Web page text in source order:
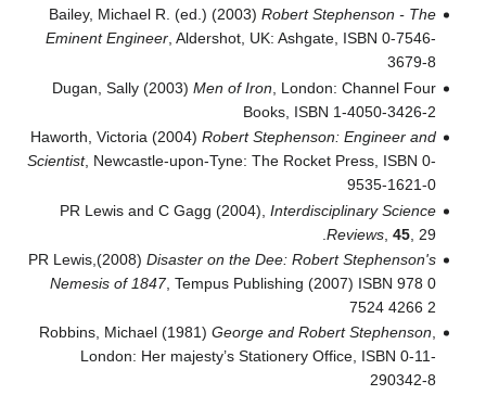
Bailey, Michael R. (ed.) (2003) Robert Stephenson - The
Eminent Engineer, Aldershot, UK: Ashgate, ISBN 0-7546-
3679-8
Dugan, Sally (2003) Men of Iron , London: Channel Four
Books, ISBN 1-4050-3426-2
Haworth, Victoria (2004) Robert Stephenson: Engineer and
Scientist, Newcastle-upon-Tyne: The Rocket Press, ISBN 0-
9535-1621-0
PR Lewis and C Gagg (2004), Interdisciplinary Science
Reviews, 45, 29.
PR Lewis,(2008) Disaster on the Dee: Robert Stephenson's
Nemesis of 1847, Tempus Publishing (2007) ISBN 978 0
7524 4266 2
Robbins, Michael (1981) George and Robert Stephenson,
London: Her majesty’s Stationery Office, ISBN 0-11-
290342-8